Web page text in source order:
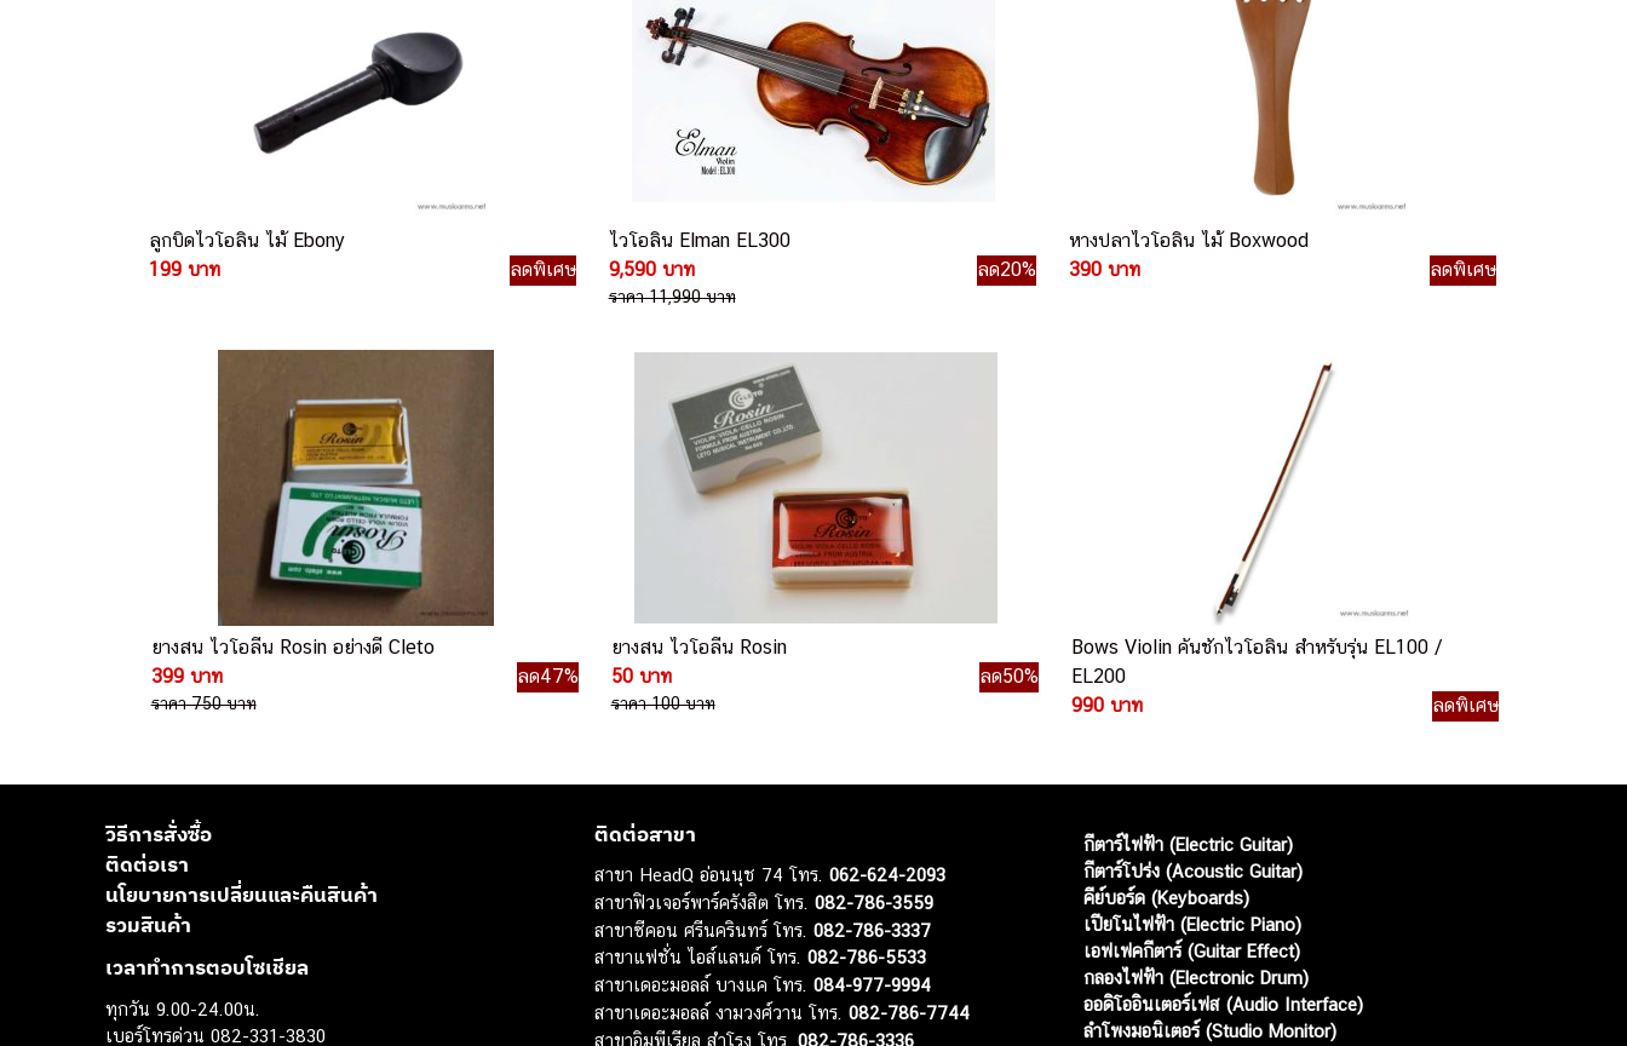
ลูกบิดไวโอลิน ไม้ Ebony
199 บาท
ลดพิเศษ
ไวโอลิน Elman EL300
9,590 บาท
ลด20%
ราคา 11,990 บาท
หางปลาไวโอลิน ไม้ Boxwood
390 บาท
ลดพิเศษ
ยางสน ไวโอลีน Rosin อย่างดี Cleto
399 บาท
ลด47%
ราคา 750 บาท
ยางสน ไวโอลีน Rosin
50 บาท
ลด50%
ราคา 100 บาท
Bows Violin คันชักไวโอลิน สำหรับรุ่น EL100 /
EL200
990 บาท
ลดพิเศษ
วิธีการสั่งซื้อ
ติดต่อเรา
นโยบายการเปลี่ยนและคืนสินค้า
รวมสินค้า
เวลาทำการตอบโซเชียล
ทุกวัน 9.00-24.00น.
เบอร์โทรด่วน 082-331-3830
ติดต่อสาขา
สาขา HeadQ อ่อนนุช 74 โทร.062-624-2093
สาขาฟิวเจอร์พาร์ครังสิต โทร.082-786-3559
สาขาซีคอน ศรีนครินทร์ โทร.082-786-3337
สาขาแฟชั่น ไอส์แลนด์ โทร.082-786-5533
สาขาเดอะมอลล์ บางแค โทร.084-977-9994
สาขาเดอะมอลล์ งามวงศ์วาน โทร.082-786-7744
สาขาอิมพีเรียล สำโรง โทร.082-786-3336
กีตาร์ไฟฟ้า (Electric Guitar)
กีตาร์โปร่ง (Acoustic Guitar)
คีย์บอร์ด (Keyboards)
เปียโนไฟฟ้า (Electric Piano)
เอฟเฟคกีตาร์ (Guitar Effect)
กลองไฟฟ้า (Electronic Drum)
ออดิโออินเตอร์เฟส (Audio Interface)
ลำโพงมอนิเตอร์ (Studio Monitor)